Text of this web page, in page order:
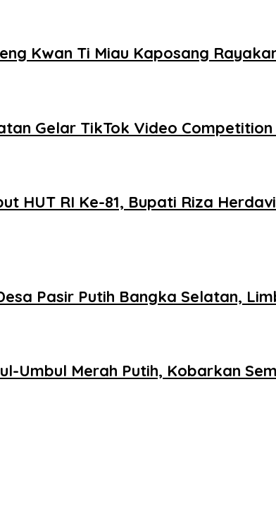
Kwan Ti Miau Kaposang
Gelar TikTok Video Competition
HUT RI Ke-81, Bupati Riza
Pasir Putih Bangka Selatan,
Umbul Merah Putih, Kobarkan